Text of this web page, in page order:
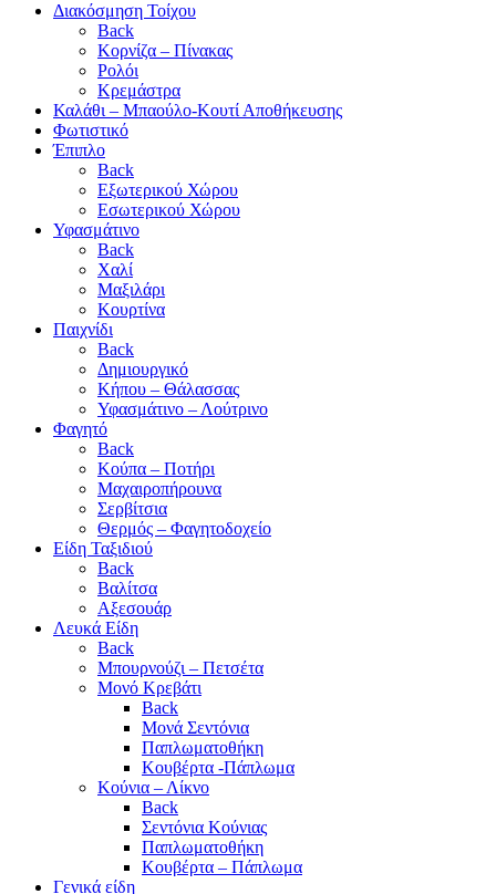
Διακόσμηση Τοίχου
Back
Κορνίζα – Πίνακας
Ρολόι
Κρεμάστρα
Καλάθι – Μπαούλο-Κουτί Αποθήκευσης
Φωτιστικό
Έπιπλο
Back
Εξωτερικού Χώρου
Εσωτερικού Χώρου
Υφασμάτινο
Back
Χαλί
Μαξιλάρι
Κουρτίνα
Παιχνίδι
Back
Δημιουργικό
Κήπου – Θάλασσας
Υφασμάτινο – Λούτρινο
Φαγητό
Back
Κούπα – Ποτήρι
Μαχαιροπήρουνα
Σερβίτσια
Θερμός – Φαγητοδοχείο
Είδη Ταξιδιού
Back
Βαλίτσα
Αξεσουάρ
Λευκά Είδη
Back
Μπουρνούζι – Πετσέτα
Μονό Κρεβάτι
Back
Μονά Σεντόνια
Παπλωματοθήκη
Κουβέρτα -Πάπλωμα
Κούνια – Λίκνο
Back
Σεντόνια Κούνιας
Παπλωματοθήκη
Κουβέρτα – Πάπλωμα
Γενικά είδη